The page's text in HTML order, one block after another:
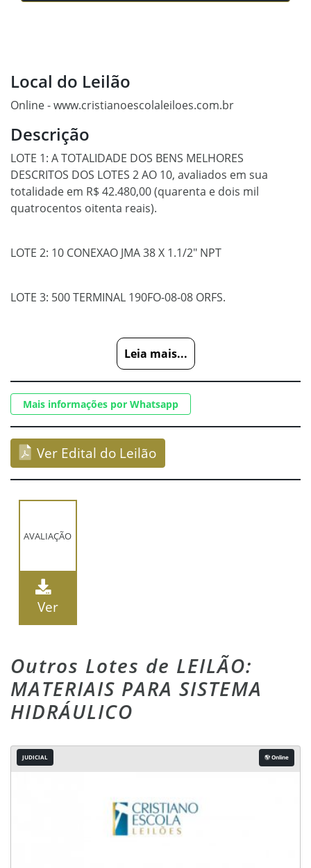
Local do Leilão
Online - www.cristianoescolaleiloes.com.br
Descrição
LOTE 1: A TOTALIDADE DOS BENS MELHORES
DESCRITOS DOS LOTES 2 AO 10, avaliados em sua
totalidade em R$ 42.480,00 (quarenta e dois mil
quatrocentos oitenta reais).
LOTE 2: 10 CONEXAO JMA 38 X 1.1/2" NPT
LOTE 3: 500 TERMINAL 190FO-08-08 ORFS.
LOTE 4: 200 TERMINAL 190FO-08-06 ORFS.
LOTE 5: 20 TERMINAL 145FO-16-16 ORFS.
LOTE 6: 100 TERMINAL 100MJ-04-04 JIC.
LOTE 7: 100 TERMINAL 100MO-08-06 ORFS.
LOTE 10: 200 CONEXAO UMA 15 X 1/2 NPT.
Leia mais...
Mais informações por Whatsapp
Ver Edital do Leilão
AVALIAÇÃO
Ver
Outros Lotes de LEILÃO:
MATERIAIS PARA SISTEMA
HIDRÁULICO
JUDICIAL Online